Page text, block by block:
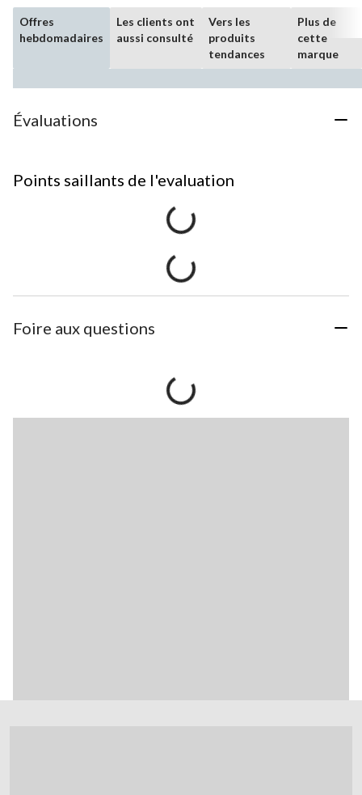
Offres
hebdomadaires
Les clients ont
aussi consulté
Vers les
produits
tendances
Plus de
cette
marque
Évaluations
Points saillants de l'evaluation
Foire aux questions